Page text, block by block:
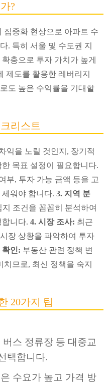
?
집중화 현상으로 아파트 수
. 특히 서울 및 수도권 지
충으로 투자 가치가 높게
제도를 활용한 레버리지
도 높은 수익률을 기대할
리스트
익을 노릴 것인지, 장기적
목표 설정이 필요합니다.
부, 투자 가능 금액 등을 고
워야 합니다. 3. 지역 분
조건을 꼼꼼히 분석하여
니다. 4. 시장 조사: 최근
장 상황을 파악하여 투자
확인: 부동산 관련 정책 변
므로, 최신 정책을 숙지
20가지 팁
버스 정류장 등 대중교
택합니다.
수요가 높고 가격 방